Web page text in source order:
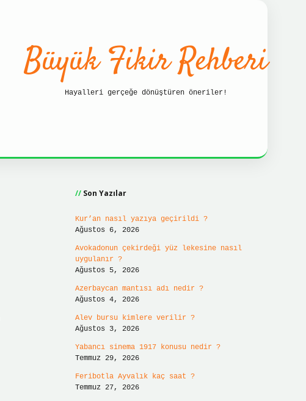
Büyük Fikir Rehberi
Hayalleri gerçeğe dönüştüren öneriler!
Son Yazılar
Kur’an nasıl yazıya geçirildi ?
Ağustos 6, 2026
Avokadonun çekirdeği yüz lekesine nasıl
uygulanır ?
Ağustos 5, 2026
Azerbaycan mantısı adı nedir ?
Ağustos 4, 2026
Alev bursu kimlere verilir ?
Ağustos 3, 2026
Yabancı sinema 1917 konusu nedir ?
Temmuz 29, 2026
Feribotla Ayvalık kaç saat ?
Temmuz 27, 2026